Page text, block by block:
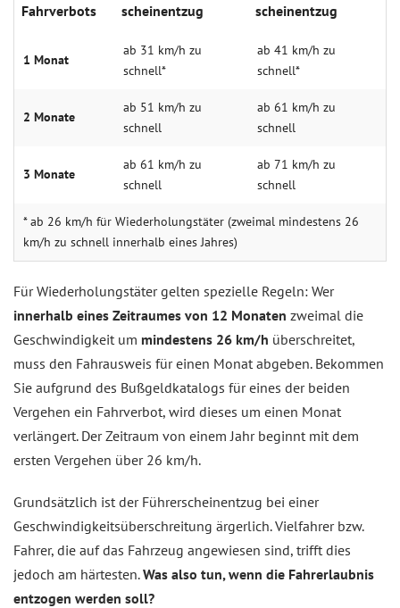
Fahr­verbots
schein­ent­zug
schein­ent­zug
1 Monat
ab 31 km/h zu
schnell*
ab 41 km/h zu
schnell*
2 Monate
ab 51 km/h zu
schnell
ab 61 km/h zu
schnell
3 Monate
ab 61 km/h zu
schnell
ab 71 km/h zu
schnell
* ab 26 km/h für Wiederholungstäter (zweimal mindestens 26
km/h zu schnell innerhalb eines Jahres)
Für Wiederholungstäter gelten spezielle Regeln: Wer
innerhalb eines Zeitraumes von 12 Monaten zweimal die
Geschwindigkeit um mindestens 26 km/h überschreitet,
muss den Fahrausweis für einen Monat abgeben. Bekommen
Sie aufgrund des Bußgeldkatalogs für eines der beiden
Vergehen ein Fahrverbot, wird dieses um einen Monat
verlängert. Der Zeitraum von einem Jahr beginnt mit dem
ersten Vergehen über 26 km/h.
Grundsätzlich ist der Führerscheinentzug bei einer
Geschwindigkeitsüberschreitung ärgerlich. Vielfahrer bzw.
Fahrer, die auf das Fahrzeug angewiesen sind, trifft dies
jedoch am härtesten.Was also tun, wenn die Fahrerlaubnis
entzogen werden soll?